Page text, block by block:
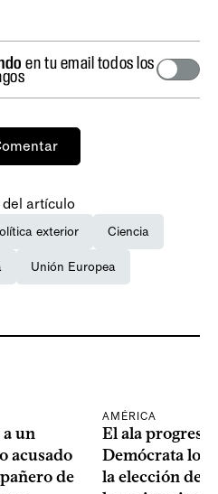
en tu email todos los
del artículo
exterior Ciencia
Unión Europea
un
acusado
de
AMÉRICA
El ala
Demócrata
la elección de